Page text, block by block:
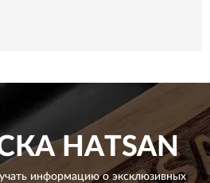
HATSAN
информацию о эксклюзивных